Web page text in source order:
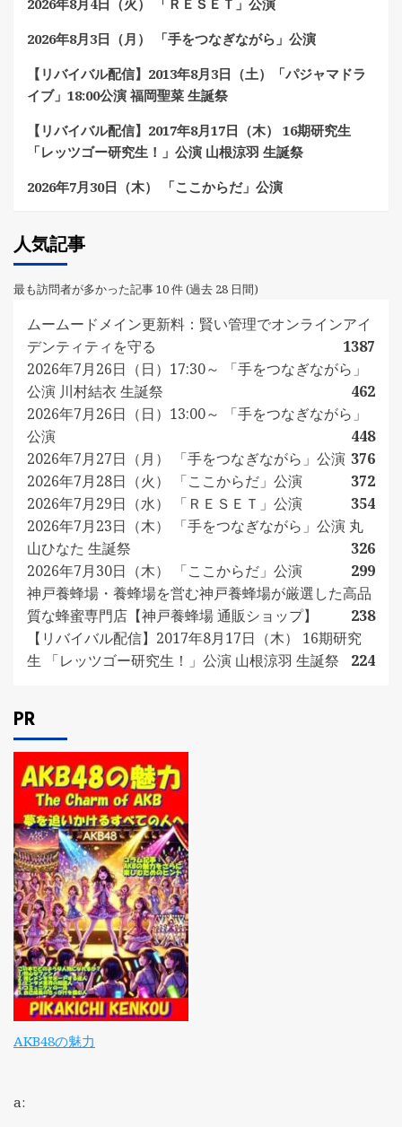
2026年8月4日（火） 「ＲＥＳＥＴ」公演
2026年8月3日（月） 「手をつなぎながら」公演
【リバイバル配信】2013年8月3日（土）「パジャマドラ
イブ」18:00公演 福岡聖菜 生誕祭
【リバイバル配信】2017年8月17日（木） 16期研究生
「レッツゴー研究生！」公演 山根涼羽 生誕祭
2026年7月30日（木） 「ここからだ」公演
人気記事
最も訪問者が多かった記事 10 件 (過去 28 日間)
ムームードメイン更新料：賢い管理でオンラインアイ
デンティティを守る
1387
2026年7月26日（日）17:30～ 「手をつなぎながら」
公演 川村結衣 生誕祭
462
2026年7月26日（日）13:00～ 「手をつなぎながら」
公演
448
2026年7月27日（月） 「手をつなぎながら」公演 376
2026年7月28日（火） 「ここからだ」公演
372
2026年7月29日（水） 「ＲＥＳＥＴ」公演
354
2026年7月23日（木） 「手をつなぎながら」公演 丸
山ひなた 生誕祭
326
2026年7月30日（木） 「ここからだ」公演
299
神戸養蜂場・養蜂場を営む神戸養蜂場が厳選した高品
質な蜂蜜専門店【神戸養蜂場 通販ショップ】
238
【リバイバル配信】2017年8月17日（木） 16期研究
生 「レッツゴー研究生！」公演 山根涼羽 生誕祭
224
PR
AKB48の魅力
a: